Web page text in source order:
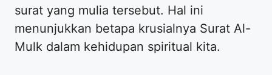
surat yang mulia tersebut. Hal ini
menunjukkan betapa krusialnya Surat Al-
Mulk dalam kehidupan spiritual kita.